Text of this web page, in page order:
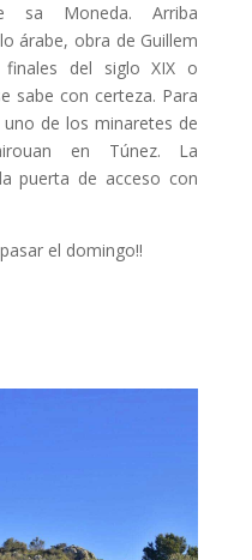
Moneda. Arriba
árabe, obra de Guillem
del siglo XIX o
sabe con certeza. Para
de los minaretes de
en Túnez. La
puerta de acceso con
el domingo!!